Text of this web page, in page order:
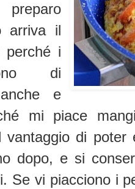
arriva il
perché i
di
e
mi piace
di poter
dopo, e si
Se vi piacciono i